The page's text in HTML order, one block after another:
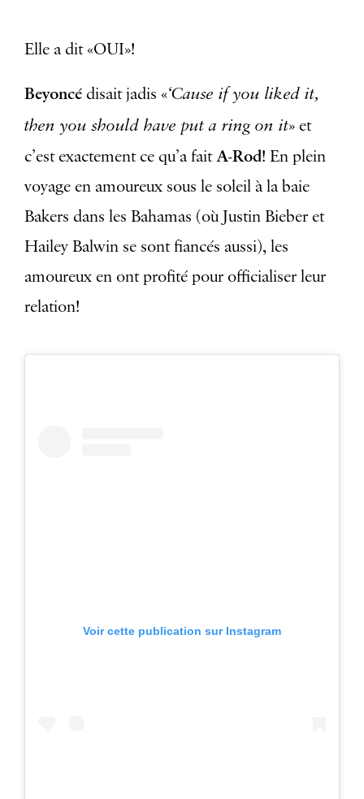
Elle a dit «OUI»!
Beyoncédisait jadis «‘Cause if you liked it,
then you should have put a ring on it» et
c’est exactement ce qu’a faitA-Rod! En plein
voyage en amoureux sous le soleil à la baie
Bakers dans les Bahamas (où Justin Bieber et
Hailey Balwin se sont fiancés aussi), les
amoureux en ont profité pour officialiser leur
relation!
Voir cette publication sur Instagram